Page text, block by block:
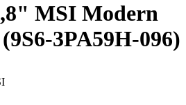
MSI Modern
3PA59H-096)